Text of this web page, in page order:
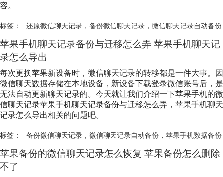
容。
标签： 还原微信聊天记录， 备份微信聊天记录， 微信聊天记录自动备份
苹果手机聊天记录备份与迁移怎么弄 苹果手机聊天记
录怎么导出
每次更换苹果新设备时，微信聊天记录的转移都是一件大事。因
微信聊天数据存储在本地设备，新设备下载登录微信账号后，是
无法自动更新聊天记录的。今天就让我们介绍一下苹果手机的微
信聊天记录苹果手机聊天记录备份与迁移怎么弄，苹果手机聊天
记录怎么导出相关的问题吧。
标签： 备份微信聊天记录， 微信聊天记录自动备份， 苹果手机数据备份
苹果备份的微信聊天记录怎么恢复 苹果备份怎么删除
不了